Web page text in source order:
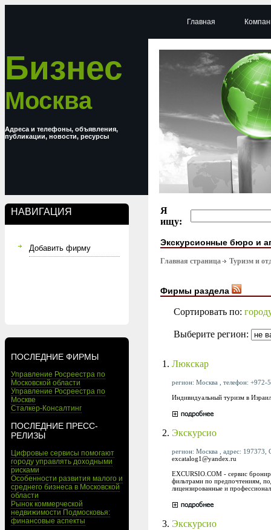
Бизнес
Москва
Адреса и телефоны, объявления,
публикации, новости, ресурсы
НАВИГАЦИЯ
Добавить фирму
ПОСЛЕДНИЕ ФИРМЫ
Управление Росреестра по
Московской области
Управление Росреестра по
Москве
Сталкер-Консалтинг
ПОСЛЕДНИЕ ПРЕСС-
РЕЛИЗЫ
Цифровые сервисы помогают
городу управлять доходными
рисками
Особенности развития малого и
среднего бизнеса в Московской
области
Рынок коммерческой
недвижимости Подмосковья:
финансовые аспекты
Главная
Я
ищу:
Экскурсионные бюро и
Главная страница Туризм и
Фирмы раздела
Сортировать по:
Выберите регион:
1. Люкскар
регион: Москва , телефон:
Индивидуальный туризм в
2. Экскурсио
регион: Москва , адрес: 197373,
excatalog1@yandex.ru
EXCURSIO.COM - сервис
фильтрами по предпочтениям,
лицензированные и
3. Экскурсио